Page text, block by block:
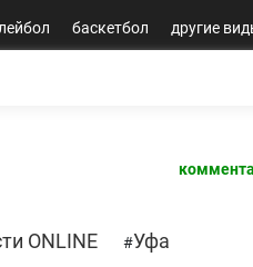
баскетбол другие
ONLINE #Уфа